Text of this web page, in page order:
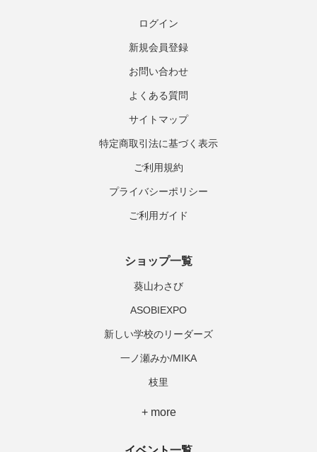
ログイン
新規会員登録
お問い合わせ
よくある質問
サイトマップ
特定商取引法に基づく表示
ご利用規約
プライバシーポリシー
ご利用ガイド
ショップ一覧
葵山わさび
ASOBIEXPO
新しい学校のリーダーズ
一ノ瀬みか/MIKA
枝里
+ more